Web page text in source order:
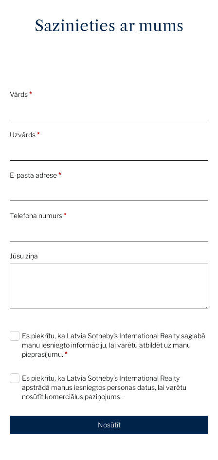
Sazinieties ar mums
Vārds*
Uzvārds*
E-pasta adrese*
Telefona numurs*
Jūsu ziņa
Es piekrītu, ka Latvia Sotheby’s International Realty saglabā
manu iesniegto informāciju, lai varētu atbildēt uz manu
pieprasījumu. *
Es piekrītu, ka Latvia Sotheby’s International Realty
apstrādā manus iesniegtos personas datus, lai varētu
nosūtīt komerciālus paziņojums.
Nosūtīt